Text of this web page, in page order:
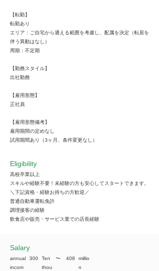
【転勤】
転勤あり
エリア：ご自宅から通える範囲を考慮し、配属を決定（転居を
伴う異動はなし）
周期：不定期
【勤務スタイル】
出社勤務
【雇用形態】
正社員
【雇用形態備考】
雇用期間の定めなし
試用期間あり（3ヶ月、条件変更なし）
Eligibility
高校卒業以上
スキルや経験不要！未経験の方も安心してスタートできます。
＼下記資格・経験お持ちの方歓迎／
普通自動車運転免許
調理接客の経験
飲食店や販売・サービス業での店長経験
​Salary
annual
incom
300
Ten
thou
​〜 408
millio
n